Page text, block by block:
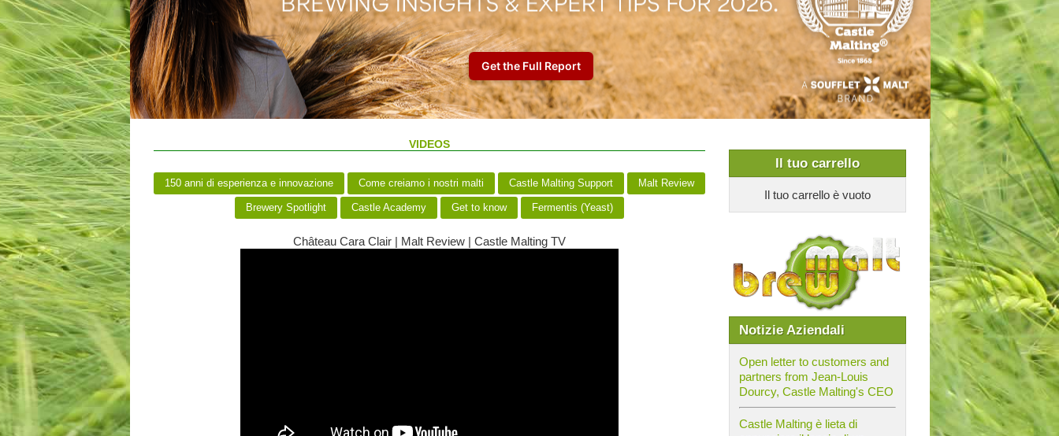
Il tuo carrello
Il tuo carrello è vuoto
Notizie Aziendali
Open letter to customers and
partners from Jean-Louis
Dourcy, Castle Malting's CEO
Castle Malting è lieta di
VIDEOS
150 anni di esperienza e innovazione Come creiamo i nostri malti Castle Malting Support Malt Review
Brewery Spotlight Castle Academy Get to know Fermentis (Yeast)
Château Cara Clair | Malt Review | Castle Malting TV